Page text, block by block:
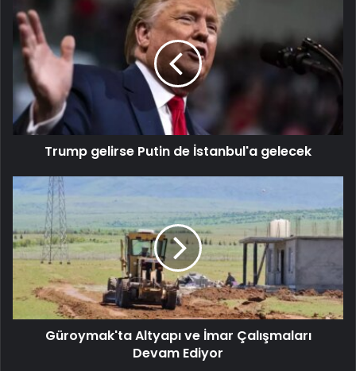
Trump gelirse Putin de İstanbul'a gelecek
Güroymak'ta Altyapı ve İmar Çalışmaları
Devam Ediyor